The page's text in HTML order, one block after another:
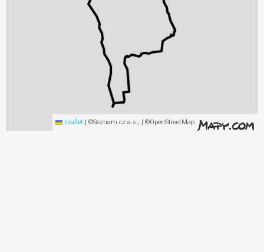
Leaflet | ©Seznam.cz a.s., | ©OpenStreetMap